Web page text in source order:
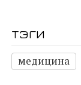
тэги
медицина